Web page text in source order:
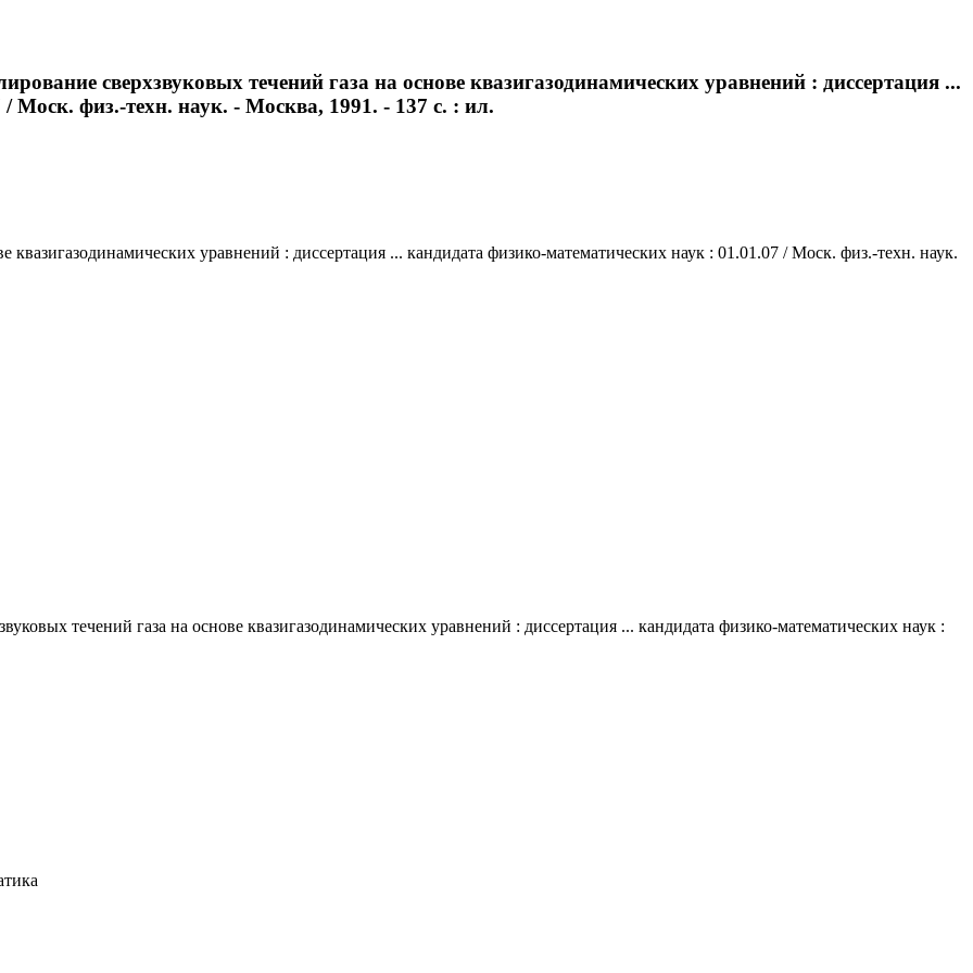
сверхзвуковых течений газа на основе квазигазодинамических уравнений : диссертация ...
Моск. физ.-техн. наук. - Москва, 1991. - 137 с. : ил.
квазигазодинамических уравнений : диссертация ... кандидата физико-математических наук : 01.01.07 / Моск. физ.-техн. наук.
течений газа на основе квазигазодинамических уравнений : диссертация ... кандидата физико-математических наук :